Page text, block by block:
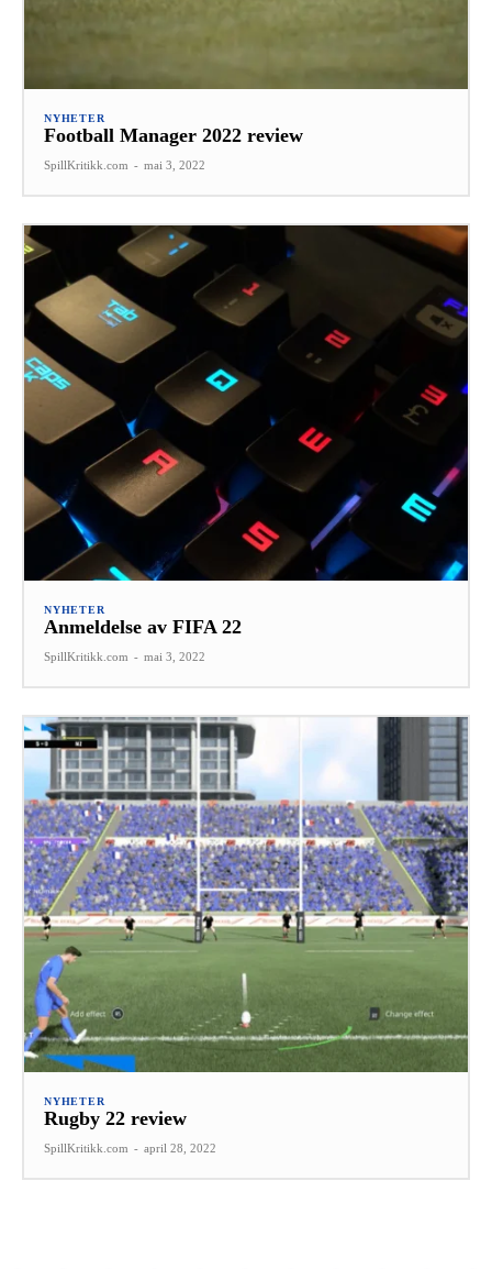
NYHETER
Football Manager 2022 review
SpillKritikk.com - mai 3, 2022
NYHETER
Anmeldelse av FIFA 22
SpillKritikk.com - mai 3, 2022
NYHETER
Rugby 22 review
SpillKritikk.com - april 28, 2022